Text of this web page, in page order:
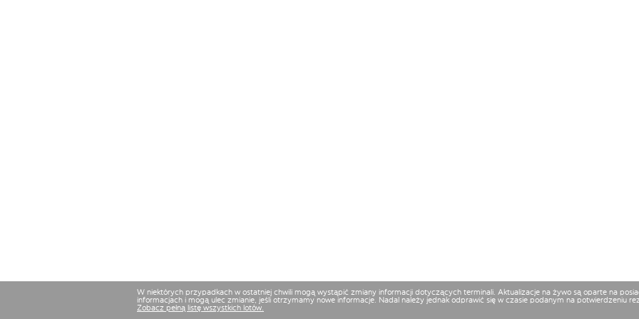
W niektórych przypadkach w ostatniej chwili mogą wystąpić zmiany informacji dotyczących terminali. Aktualizacje na żywo są oparte na
informacjach i mogą ulec zmianie, jeśli otrzymamy nowe informacje. Nadal należy jednak odprawić się w czasie podanym na potwierdzeniu
Zobacz pełną listę wszystkich lotów.